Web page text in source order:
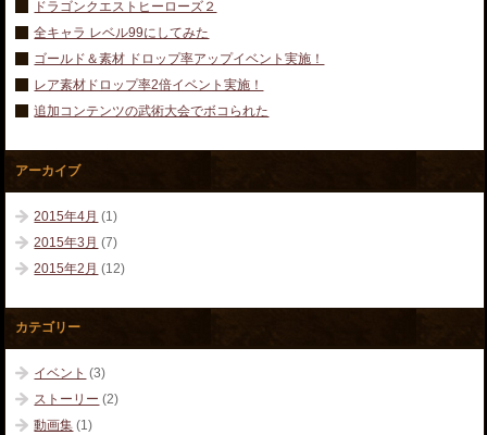
ドラゴンクエストヒーローズ２
全キャラ レベル99にしてみた
ゴールド＆素材 ドロップ率アップイベント実施！
レア素材ドロップ率2倍イベント実施！
追加コンテンツの武術大会でボコられた
アーカイブ
2015年4月 (1)
2015年3月 (7)
2015年2月 (12)
カテゴリー
イベント (3)
ストーリー (2)
動画集 (1)